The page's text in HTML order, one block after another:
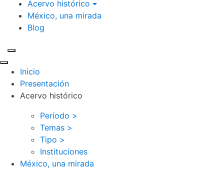
Acervo histórico
México, una mirada
Blog
Inicio
Presentación
Acervo histórico
Período >
Temas >
Tipo >
Instituciones
México, una mirada